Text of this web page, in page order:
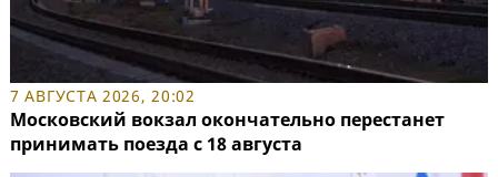
7 АВГУСТА 2026, 20:02
Московский вокзал окончательно перестанет
принимать поезда с 18 августа